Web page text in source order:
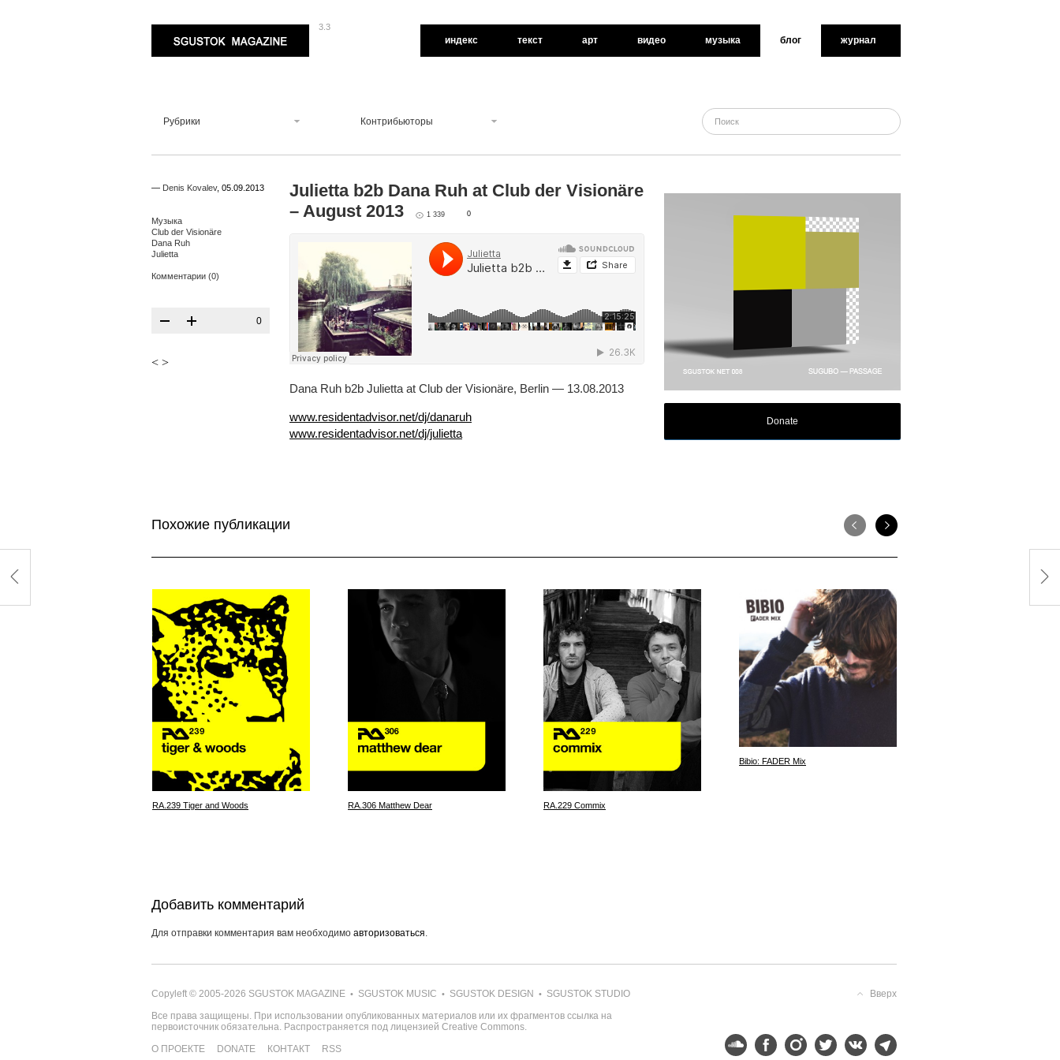
3.3
индекс текст арт видео музыка блог журнал
Рубрики Контрибьюторы
— Denis Kovalev, 05.09.2013
Музыка
Club der Visionäre
Dana Ruh
Julietta
Комментарии (0)
0
< >
Julietta b2b Dana Ruh at Club der Visionäre
– August 2013
1 339 0
Dana Ruh b2b Julietta at Club der Visionäre, Berlin — 13.08.2013
www.residentadvisor.net/dj/danaruh
www.residentadvisor.net/dj/julietta
Donate
Похожие публикации
RA.239 Tiger and Woods RA.306 Matthew Dear RA.229 Commix
Bibio: FADER Mix
Добавить комментарий
Для отправки комментария вам необходимо авторизоваться
Copyleft © 2005-2026 SGUSTOK MAGAZINE • SGUSTOK MUSIC • SGUSTOK DESIGN • SGUSTOK STUDIO
Вверх
Все права защищены. При использовании опубликованных материалов или их фрагментов ссылка на
первоисточник обязательна. Распространяется под лицензией Creative Commons
О ПРОЕКТЕ
DONATE КОНТАКТ RSS